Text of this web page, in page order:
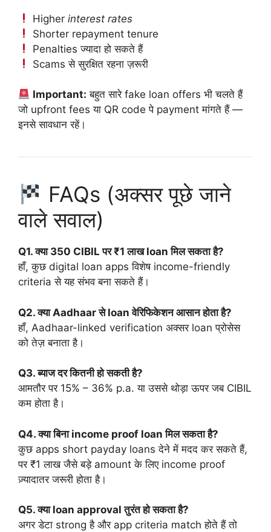
Higherinterest rates
Shorter repayment tenure
Penalties ज्यादा हो सकते हैं
Scams से सुरक्षित रहना ज़रूरी
Important: बहुत सारे fake loan offers भी चलते हैं
जो upfront fees या QR code पे payment मांगते हैं —
इनसे सावधान रहें।
FAQs (अक्सर पूछे जाने
वाले सवाल)
Q1. क्या 350 CIBIL पर ₹1 लाख loan मिल सकता है?
हाँ, कुछ digital loan apps विशेष income-friendly
criteria से यह संभव बना सकते हैं।
Q2. क्या Aadhaar से loan वेरिफिकेशन आसान होता है?
हाँ, Aadhaar-linked verification अक्सर loan प्रोसेस
को तेज़ बनाता है।
Q3. ब्याज दर कितनी हो सकती है?
आमतौर पर 15% – 36% p.a. या उससे थोड़ा ऊपर जब CIBIL
कम होता है।
Q4. क्या बिना income proof loan मिल सकता है?
कुछ apps short payday loans देने में मदद कर सकते हैं,
पर ₹1 लाख जैसे बड़े amount के लिए income proof
ज़्यादातर जरूरी होता है।
Q5. क्या loan approval तुरंत हो सकता है?
अगर डेटा strong है और app criteria match होते हैं तो